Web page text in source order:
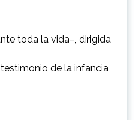
toda la vida–, dirigida
de la infancia